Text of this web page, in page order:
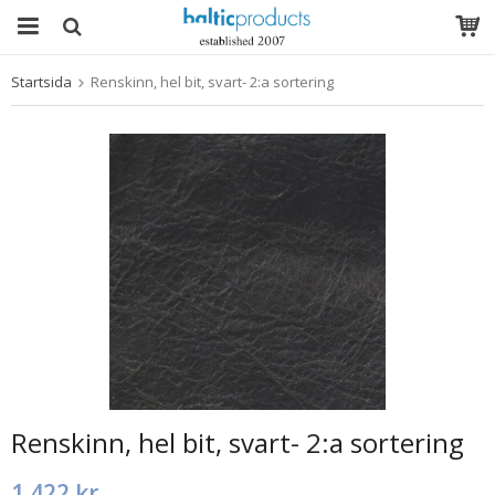
Startsida Renskinn, hel bit, svart- 2:a sortering
Renskinn, hel bit, svart- 2:a sortering